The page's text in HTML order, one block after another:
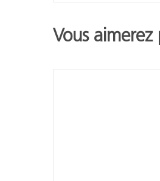
Vous